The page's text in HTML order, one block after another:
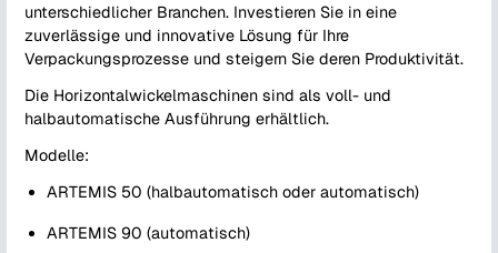
unterschiedlicher Branchen. Investieren Sie in eine
zuverlässige und innovative Lösung für Ihre
Verpackungsprozesse und steigern Sie deren Produktivität.
Die Horizontalwickelmaschinen sind als voll- und
halbautomatische Ausführung erhältlich.
Modelle:
ARTEMIS 50 (halbautomatisch oder automatisch)
ARTEMIS 90 (automatisch)